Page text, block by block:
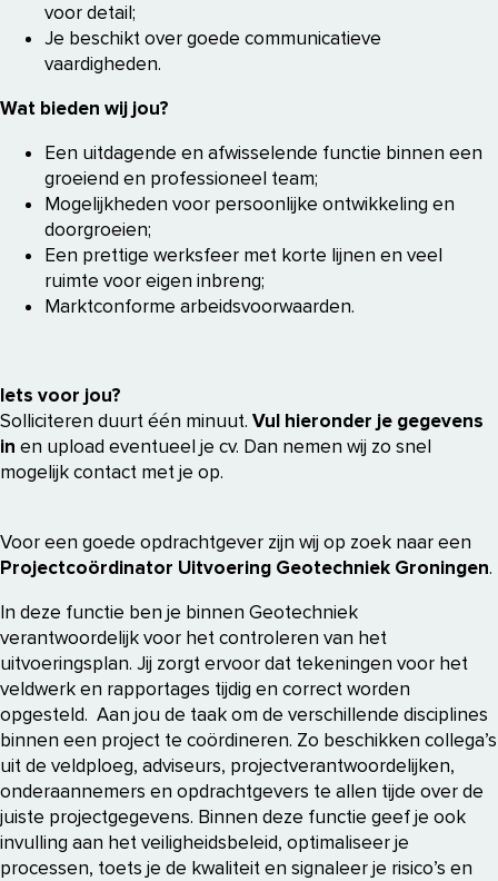
voor detail;
Je beschikt over goede communicatieve
vaardigheden.
Wat bieden wij jou?
Een uitdagende en afwisselende functie binnen een
groeiend en professioneel team;
Mogelijkheden voor persoonlijke ontwikkeling en
doorgroeien;
Een prettige werksfeer met korte lijnen en veel
ruimte voor eigen inbreng;
Marktconforme arbeidsvoorwaarden.
Iets voor jou?
Solliciteren duurt één minuut. Vul hieronder je gegevens
in en upload eventueel je cv. Dan nemen wij zo snel
mogelijk contact met je op.
Voor een goede opdrachtgever zijn wij op zoek naar een
Projectcoördinator Uitvoering Geotechniek Groningen.
In deze functie ben je binnen Geotechniek
verantwoordelijk voor het controleren van het
uitvoeringsplan. Jij zorgt ervoor dat tekeningen voor het
veldwerk en rapportages tijdig en correct worden
opgesteld. Aan jou de taak om de verschillende disciplines
binnen een project te coördineren. Zo beschikken collega’s
uit de veldploeg, adviseurs, projectverantwoordelijken,
onderaannemers en opdrachtgevers te allen tijde over de
juiste projectgegevens. Binnen deze functie geef je ook
invulling aan het veiligheidsbeleid, optimaliseer je
processen, toets je de kwaliteit en signaleer je risico’s en